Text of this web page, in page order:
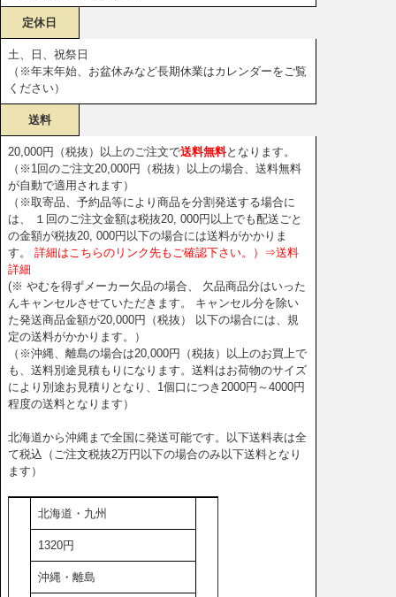
定休日
土、日、祝祭日
（※年末年始、お盆休みなど長期休業はカレンダーをご覧
ください）
送料
20,000円（税抜）以上のご注文で送料無料となります。
（※1回のご注文20,000円（税抜）以上の場合、送料無料
が自動で適用されます）
（※取寄品、予約品等により商品を分割発送する場合に
は、 １回のご注文金額は税抜20, 000円以上でも配送ごと
の金額が税抜20, 000円以下の場合には送料がかかりま
す。
詳細はこちらのリンク先もご確認下さい。）⇒送料
詳細
(※ やむを得ずメーカー欠品の場合、 欠品商品分はいった
んキャンセルさせていただきます。 キャンセル分を除い
た発送商品金額が20,000円（税抜） 以下の場合には、規
定の送料がかかります。）
（※沖縄、離島の場合は20,000円（税抜）以上のお買上で
も、送料別途見積もりになります。送料はお荷物のサイズ
により別途お見積りとなり、1個口につき2000円～4000円
程度の送料となります）
北海道から沖縄まで全国に発送可能です。以下送料表は全
て税込（ご注文税抜2万円以下の場合のみ以下送料となり
ます）
北海道・九州
1320円
沖縄・離島